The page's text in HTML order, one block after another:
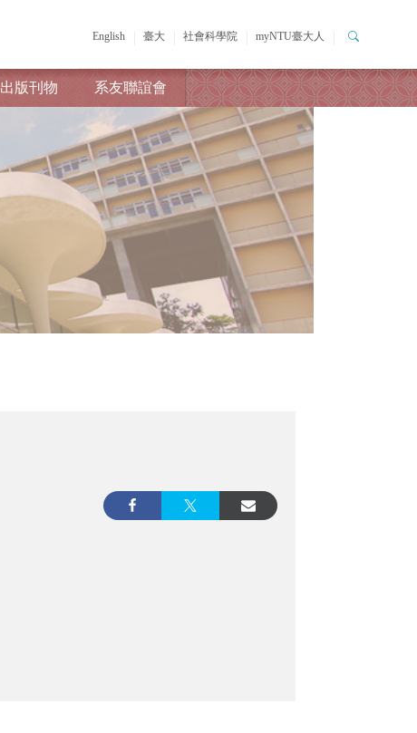
English 臺大 社會科學院 myNTU臺大人
出版刊物 系友聯誼會